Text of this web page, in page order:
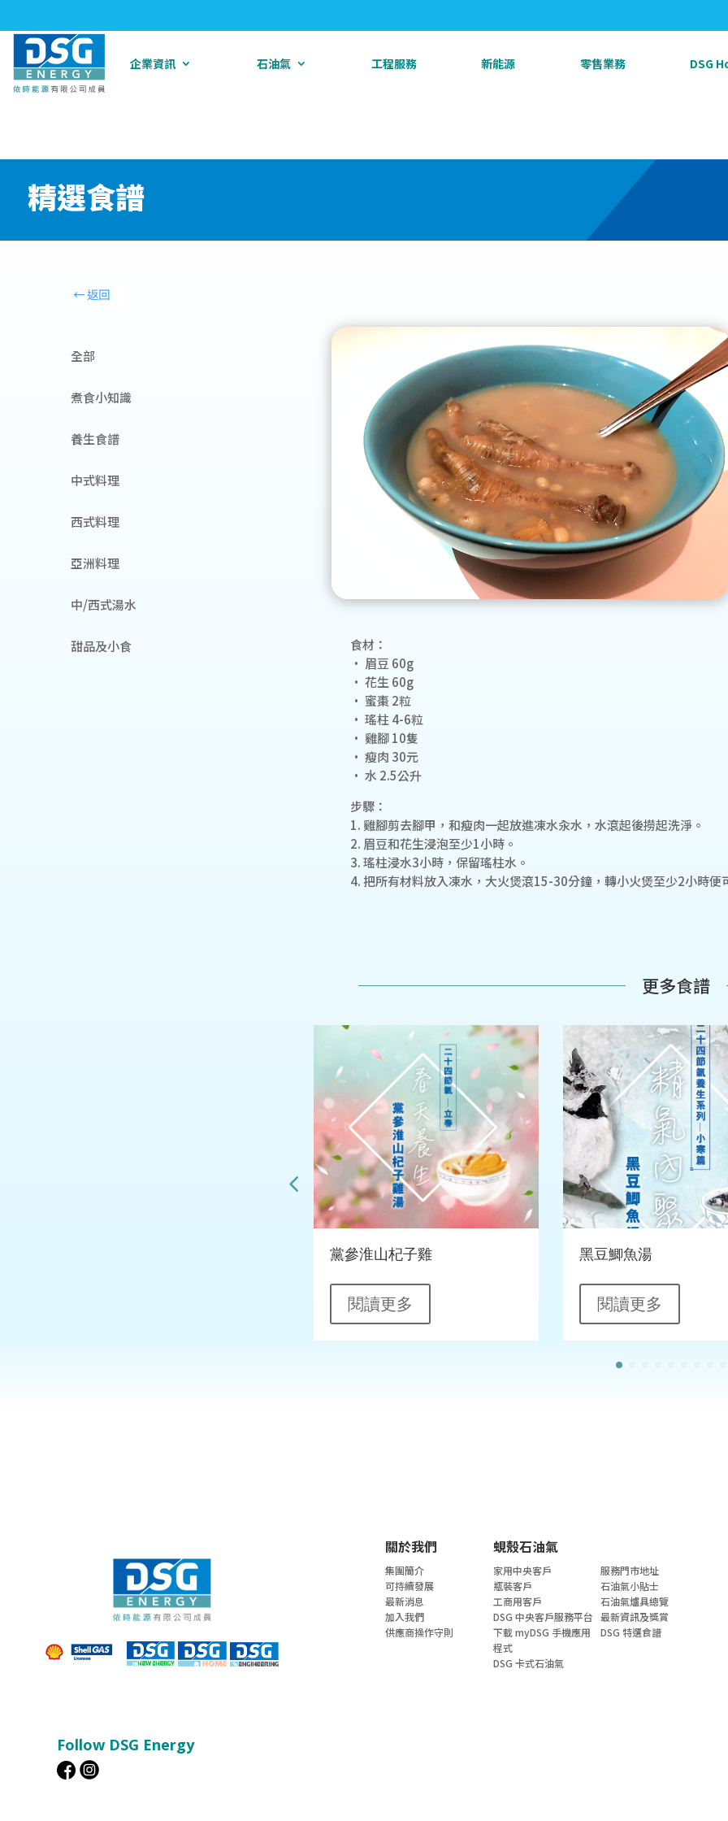
企業資訊 石油氣 工程服務 新能源 零售業務 DSG
精選食譜
全部
煮食小知識
養生食譜
中式料理
西式料理
亞洲料理
中/西式湯水
甜品及小食
食材：
• 眉豆 60g
• 花生 60g
• 蜜棗 2粒
• 瑤柱 4-6粒
• 雞腳 10隻
• 瘦肉 30元
• 水 2.5公升
步驟：
1. 雞腳剪去腳甲，和瘦肉一起放進凍水汆水，水滾起後撈起洗淨。
2. 眉豆和花生浸泡至少1小時。
3. 瑤柱浸水3小時，保留瑤柱水。
4. 把所有材料放入凍水，大火煲滾15-30分鐘，轉小火煲至少2小時便
更多食譜
黨參淮山杞子雞
閱讀更多
黑豆鯽魚湯
閱讀更多
關於我們 蜆殼石油氣
集團簡介
可持續發展
最新消息
加入我們
供應商操作守則
家用中央客戶
瓶裝客戶
工商用客戶
DSG 中央客戶服務平台
下載 myDSG 手機應用
程式
DSG 卡式石油氣
服務門市地址
石油氣小貼士
石油氣爐具總覽
最新資訊及獎賞
DSG 特選食譜
Follow DSG Energy